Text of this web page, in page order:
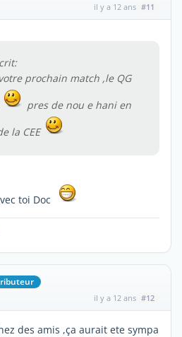
il y a 12 ans #11
prochain match ,le QG
pres de nou e hani en
la CEE
toi Doc
il y a 12 ans #12
des amis ,ça aurait ete sympa